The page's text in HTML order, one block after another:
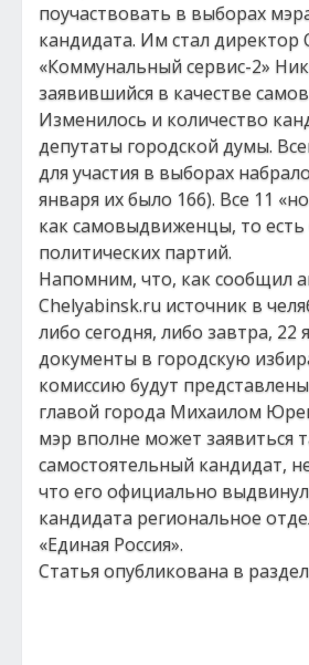
поучаствовать в выборах
кандидата. Им стал
«Коммунальный сервис-2»
заявившийся в качестве
Изменилось и количество
депутаты городской думы.
для участия в выборах
января их было 166). Все 11
как самовыдвиженцы, то
политических партий.
Напомним, что, как сообщил
Chelyabinsk.ru источник в
либо сегодня, либо завтра, 22
документы в городскую
комиссию будут
главой города Михаилом
мэр вполне может заявиться
самостоятельный кандидат,
что его официально
кандидата региональное
«Единая Россия».
Статья опубликована в